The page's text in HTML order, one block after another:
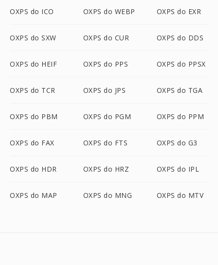
OXPS do ICO OXPS do WEBP OXPS do EXR
OXPS do SXW OXPS do CUR OXPS do DDS
OXPS do HEIF OXPS do PPS OXPS do PPSX
OXPS do TCR OXPS do JPS OXPS do TGA
OXPS do PBM OXPS do PGM OXPS do PPM
OXPS do FAX OXPS do FTS OXPS do G3
OXPS do HDR OXPS do HRZ OXPS do IPL
OXPS do MAP OXPS do MNG OXPS do MTV